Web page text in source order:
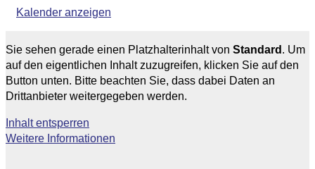
Kalender anzeigen
Sie sehen gerade einen Platzhalterinhalt von Standard . Um
auf den eigentlichen Inhalt zuzugreifen, klicken Sie auf den
Button unten. Bitte beachten Sie, dass dabei Daten an
Drittanbieter weitergegeben werden.
Inhalt entsperren
Weitere Informationen